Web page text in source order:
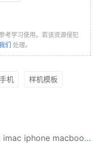
考学习使用。若该资源侵犯
们 处理。
手机 样机模板
macbook – mockup